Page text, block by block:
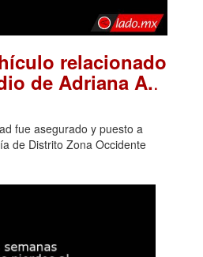
relacionado
de Adriana A..
fue asegurado y puesto a
de Distrito Zona Occidente